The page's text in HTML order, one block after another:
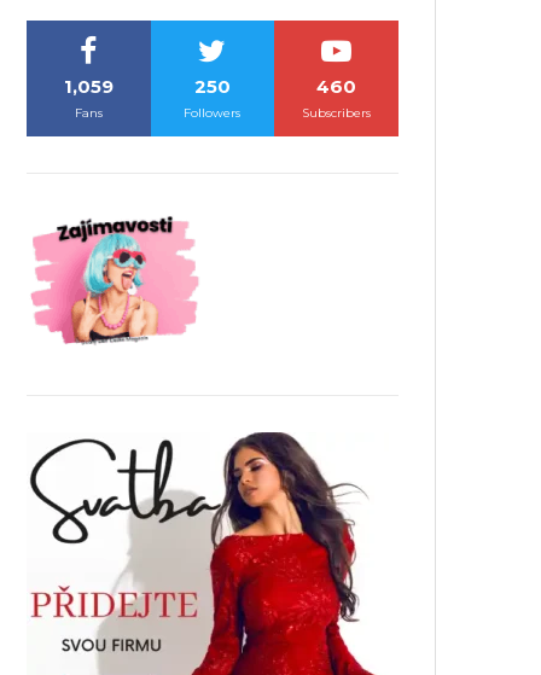
1,059
Fans
250
Followers
460
Subscribers